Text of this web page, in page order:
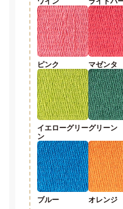
ピンク マゼンタ
イエローグリー
ン
グリーン
ブルー オレンジ